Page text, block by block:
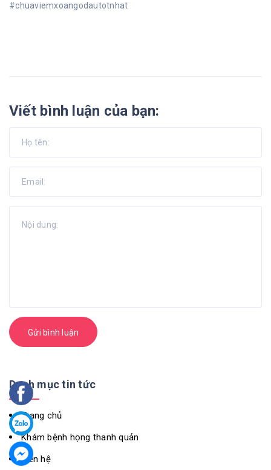
#chuaviemxoangodautotnhat
Viết bình luận của bạn:
Gửi bình luận
Danh mục tin tức
Trang chủ
Khám bệnh họng thanh quản
Liên hệ